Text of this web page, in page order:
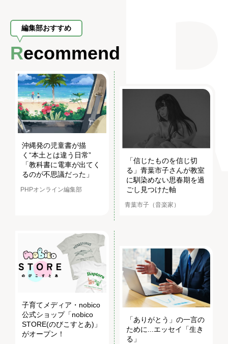
編集部おすすめ
Recommend
沖縄発の児童書が描
く“本土とは違う日常”
「教科書に電車が出てく
るのが不思議だった」
PHPオンライン編集部
「信じたものを信じ切
る」青葉市子さんが教室
に馴染めない思春期を過
ごし見つけた軸
青葉市子（音楽家）
子育てメディア・nobico
公式ショップ「nobico
STORE(のびこすとあ)」
がオープン！
「ありがとう」の一言の
ために...エッセイ「生き
る」